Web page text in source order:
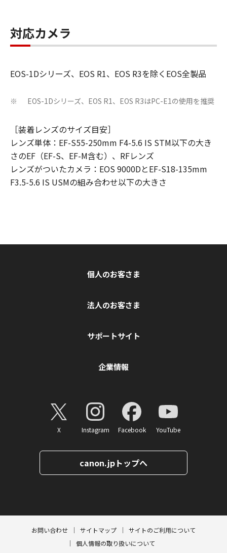
対応カメラ
EOS-1Dシリーズ、EOS R1、EOS R3を除くEOS全製品
※ EOS-1Dシリーズ、EOS R1、EOS R3はPC-E1の使用を推奨
［装着レンズのサイズ目安］
レンズ単体：EF-S55-250mm F4-5.6 IS STM以下の大き
さのEF（EF-S、EF-M含む）、RFレンズ
レンズがついたカメラ：EOS 9000DとEF-S18-135mm
F3.5-5.6 IS USMの組み合わせ以下の大きさ
個人のお客さま
法人のお客さま
サポートサイト
企業情報
X Instagram Facebook YouTube
canon.jpトップへ
お問い合わせ サイトマップ
サイトのご利用について
個人情報の取り扱いについて